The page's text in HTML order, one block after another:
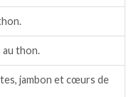
au thon.
jambon et cœurs de